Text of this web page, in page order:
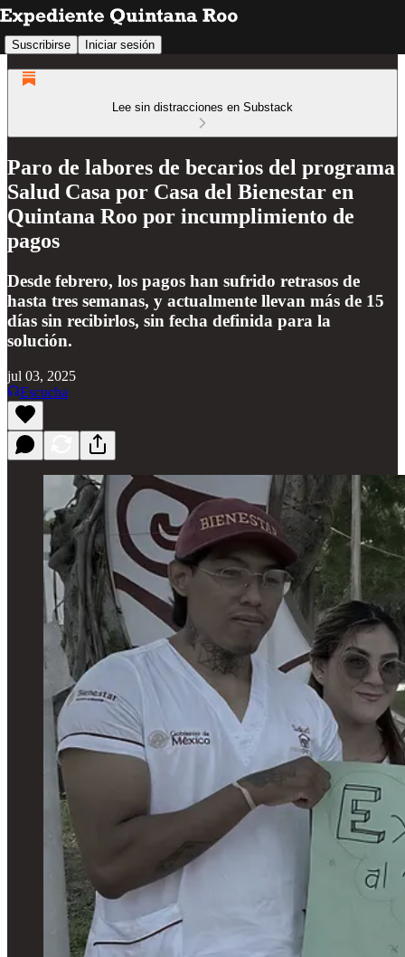
Suscribirse Iniciar sesión
Lee sin distracciones en Substack
Paro de labores de becarios del programa
Salud Casa por Casa del Bienestar en
Quintana Roo por incumplimiento de
pagos
Desde febrero, los pagos han sufrido retrasos de
hasta tres semanas, y actualmente llevan más de 15
días sin recibirlos, sin fecha definida para la
solución.
jul 03, 2025
Escucha